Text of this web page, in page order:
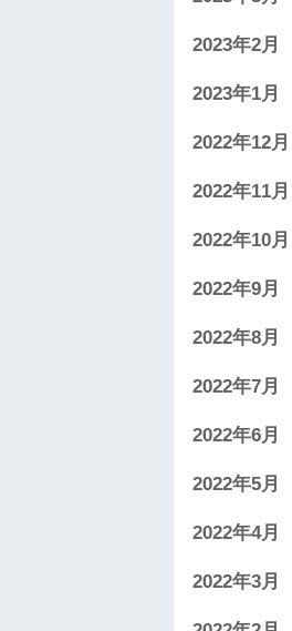
2023年2月
2023年1月
2022年12月
2022年11月
2022年10月
2022年9月
2022年8月
2022年7月
2022年6月
2022年5月
2022年4月
2022年3月